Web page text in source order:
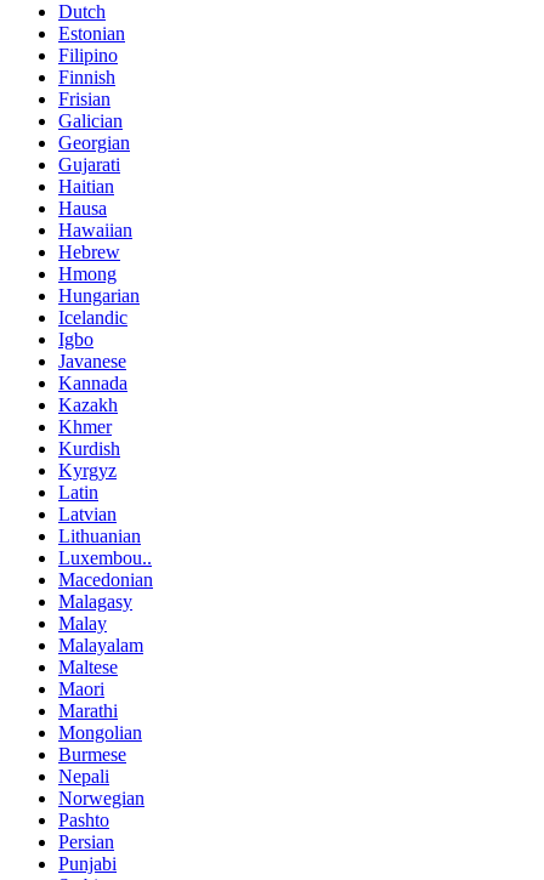
Dutch
Estonian
Filipino
Finnish
Frisian
Galician
Georgian
Gujarati
Haitian
Hausa
Hawaiian
Hebrew
Hmong
Hungarian
Icelandic
Igbo
Javanese
Kannada
Kazakh
Khmer
Kurdish
Kyrgyz
Latin
Latvian
Lithuanian
Luxembou..
Macedonian
Malagasy
Malay
Malayalam
Maltese
Maori
Marathi
Mongolian
Burmese
Nepali
Norwegian
Pashto
Persian
Punjabi